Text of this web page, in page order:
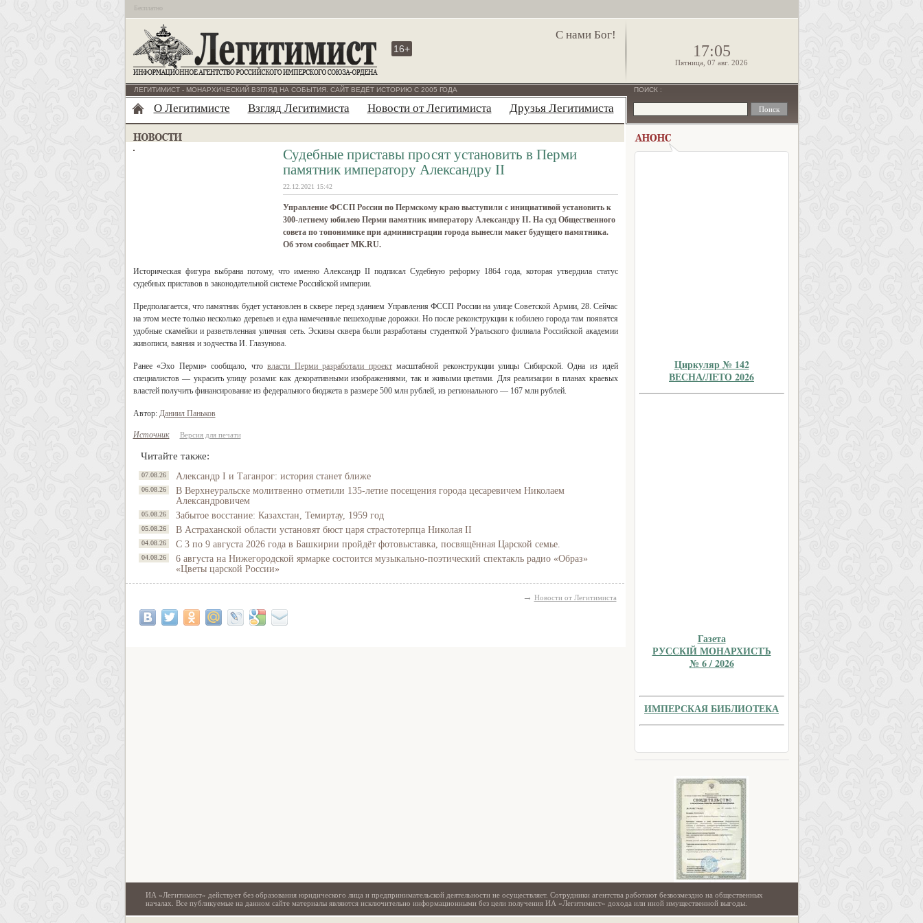
Бесплатно
С нами Бог!
16+ 17:05
Пятница, 07 авг. 2026
ЛЕГИТИМИСТ - МОНАРХИЧЕСКИЙ ВЗГЛЯД НА СОБЫТИЯ. САЙТ ВЕДЁТ ИСТОРИЮ С 2005 ГОДА
О Легитимисте Взгляд Легитимиста Новости от Легитимиста Друзья Легитимиста
Судебные приставы просят установить в Перми
памятник императору Александру II
22.12.2021 15:42
Управление ФССП России по Пермскому краю выступили с инициативой установить к
300-летнему юбилею Перми памятник императору Александру II. На суд Общественного
совета по топонимике при администрации города вынесли макет будущего памятника.
Об этом сообщает MK.RU.
Историческая фигура выбрана потому, что именно Александр II подписал Судебную реформу 1864 года, которая утвердила статус
судебных приставов в законодательной системе Российской империи.
Предполагается, что памятник будет установлен в сквере перед зданием Управления ФССП России на улице Советской Армии, 28. Сейчас
на этом месте только несколько деревьев и едва намеченные пешеходные дорожки. Но после реконструкции к юбилею города там появятся
удобные скамейки и разветвленная уличная сеть. Эскизы сквера были разработаны студенткой Уральского филиала Российской академии
живописи, ваяния и зодчества И. Глазунова.
Ранее «Эхо Перми» сообщало, чтовласти Перми разработали проектмасштабной реконструкции улицы Сибирской. Одна из идей
специалистов — украсить улицу розами: как декоративными изображениями, так и живыми цветами. Для реализации в планах краевых
властей получить финансирование из федерального бюджета в размере 500 млн рублей, из регионального — 167 млн рублей.
Автор: Даниил Паньков
Источник Версия для печати
Читайте также:
07.08.26 Александр I и Таганрог: история станет ближе
06.08.26
В Верхнеуральске молитвенно отметили 135-летие посещения города цесаревичем Николаем
Александровичем
05.08.26 Забытое восстание: Казахстан, Темиртау, 1959 год
05.08.26 В Астраханской области установят бюст царя страстотерпца Николая II
04.08.26 С 3 по 9 августа 2026 года в Башкирии пройдёт фотовыставка, посвящённая Царской семье.
04.08.26
6 августа на Нижегородской ярмарке состоится музыкально-поэтический спектакль радио «Образ»
«Цветы царской России»
→ Новости от Легитимиста
ПОИСК :
Циркуляр № 142
ВЕСНА/ЛЕТО 2026
Газета
РУССКIЙ МОНАРХИСТЪ
№ 6 / 2026
ИМПЕРСКАЯ БИБЛИОТЕКА
ИА «Легитимист» действует без образования юридического лица и предпринимательской деятельности не осуществляет. Сотрудники агентства работают безвозмездно на общественных
началах. Все публикуемые на данном сайте материалы являются исключительно информационными без цели получения ИА «Легитимист» дохода или иной имущественной выгоды.